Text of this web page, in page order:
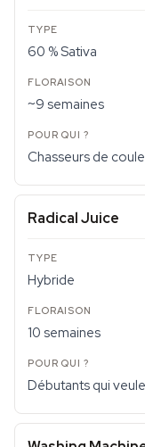
60 % Sativa
~9 semaines
Chasseurs de
Radical Juice
Hybride
10 semaines
Débutants qui